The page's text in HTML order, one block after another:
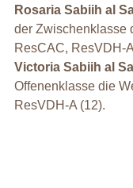
Rosaria Sabiih al
der Zwischenklasse
ResCAC, ResVDH-
Victoria Sabiih al
Offenenklasse die
ResVDH-A (12).